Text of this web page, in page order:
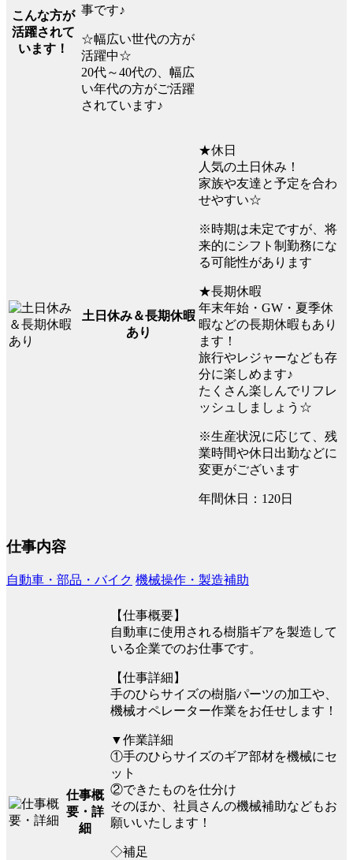
こんな方が
活躍されて
います！
事です♪
☆幅広い世代の方が
活躍中☆
20代～40代の、幅広
い年代の方がご活躍
されています♪
土日休み＆長期休暇
あり
★休日
人気の土日休み！
家族や友達と予定を合わ
せやすい☆
※時期は未定ですが、将
来的にシフト制勤務にな
る可能性があります
★長期休暇
年末年始・GW・夏季休
暇などの長期休暇もあり
ます！
旅行やレジャーなども存
分に楽しめます♪
たくさん楽しんでリフレ
ッシュしましょう☆
※生産状況に応じて、残
業時間や休日出勤などに
変更がございます
年間休日：120日
仕事内容
自動車・部品・バイク 機械操作・製造補助
仕事概
要・詳
細
【仕事概要】
自動車に使用される樹脂ギアを製造して
いる企業でのお仕事です。
【仕事詳細】
手のひらサイズの樹脂パーツの加工や、
機械オペレーター作業をお任せします！
▼作業詳細
①手のひらサイズのギア部材を機械にセ
ット
②できたものを仕分け
そのほか、社員さんの機械補助などもお
願いいたします！
◇補足